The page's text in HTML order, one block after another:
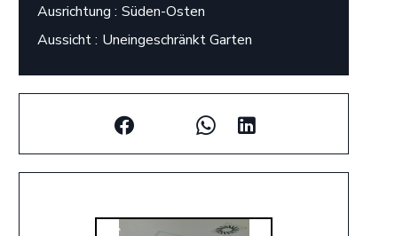
Ausrichtung Süden-Osten
Aussicht Uneingeschränkt Garten